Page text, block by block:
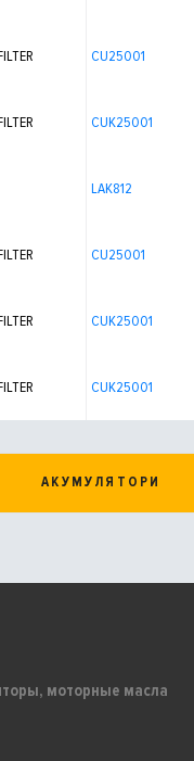
CU25001
CUK25001
LAK812
CU25001
CUK25001
CUK25001
АКУМУЛЯТОРИ
моторные масла